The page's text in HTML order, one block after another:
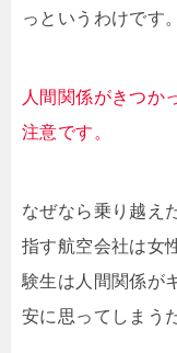
っというわけです。
人間関係がきつか
注意です。
なぜなら乗り越え
指す航空会社は女
験生は人間関係が
安に思ってしまう